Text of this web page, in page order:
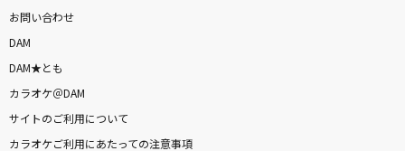
お問い合わせ
DAM
DAM★とも
カラオケ＠DAM
サイトのご利用について
カラオケご利用にあたっての注意事項